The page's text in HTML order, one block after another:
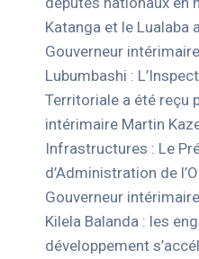
Katanga et le Lualaba
Gouverneur
Lubumbashi :
Territoriale a été reçu
intérimaire Martin
Infrastructures : Le
d’Administration de
Gouverneur intérimaire.
Kilela Balanda : les
développement